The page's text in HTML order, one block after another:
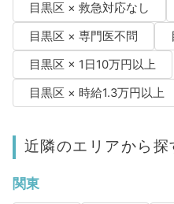
目黒区 × 救急対応なし
目黒区 × 専門医不問
目黒区 × 1日10万円以上
目黒区 × 時給1.3万円以上
近隣のエリアから探
関東